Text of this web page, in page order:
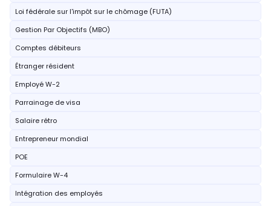
Loi fédérale sur l'impôt sur le chômage (FUTA)
Gestion Par Objectifs (MBO)
Comptes débiteurs
Étranger résident
Employé W-2
Parrainage de visa
Salaire rétro
Entrepreneur mondial
POE
Formulaire W-4
Intégration des employés